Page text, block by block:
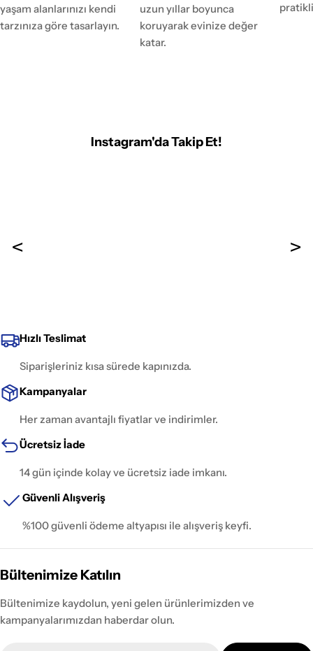
yaşam alanlarınızı kendi
tarzınıza göre tasarlayın.
uzun yıllar boyunca
koruyarak evinize değer
katar.
Instagram'da Takip Et!
Hızlı Teslimat
Siparişleriniz kısa sürede kapınızda.
Kampanyalar
Her zaman avantajlı fiyatlar ve indirimler.
Ücretsiz İade
14 gün içinde kolay ve ücretsiz iade imkanı.
Güvenli Alışveriş
%100 güvenli ödeme altyapısı ile alışveriş keyfi.
Bültenimize Katılın
Bültenimize kaydolun, yeni gelen ürünlerimizden ve
kampanyalarımızdan haberdar olun.